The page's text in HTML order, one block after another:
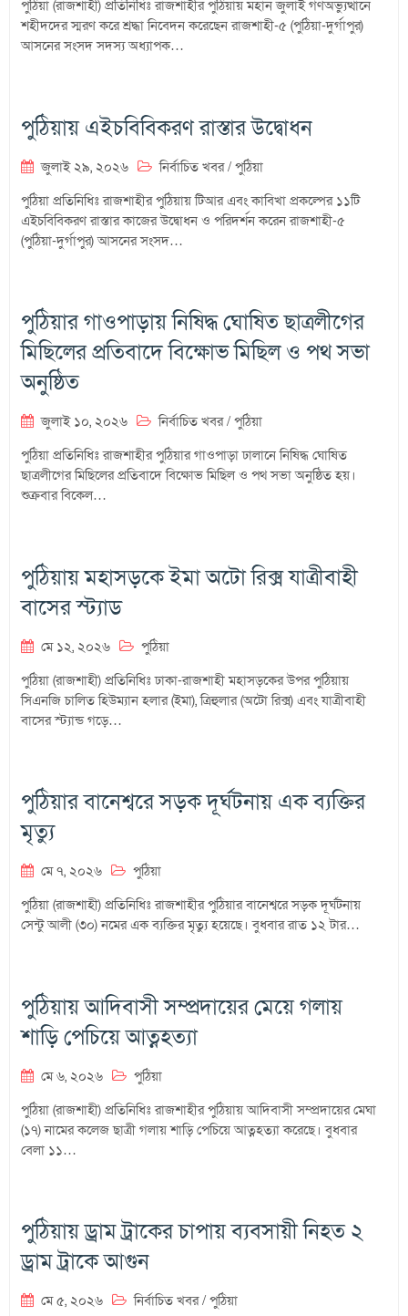
পুঠিয়া (রাজশাহী) প্রতিনিধিঃ রাজশাহীর পুঠিয়ায় মহান জুলাই গণঅভ্যুত্থানে
শহীদদের স্মরণ করে শ্রদ্ধা নিবেদন করেছেন রাজশাহী-৫ (পুঠিয়া-দুর্গাপুর)
আসনের সংসদ সদস্য অধ্যাপক…
পুঠিয়ায় এইচবিবিকরণ রাস্তার উদ্বোধন
জুলাই ২৯, ২০২৬ নির্বাচিত খবর/পুঠিয়া
পুঠিয়া প্রতিনিধিঃ রাজশাহীর পুঠিয়ায় টিআর এবং কাবিখা প্রকল্পের ১১টি
এইচবিবিকরণ রাস্তার কাজের উদ্বোধন ও পরিদর্শন করেন রাজশাহী-৫
(পুঠিয়া-দুর্গাপুর) আসনের সংসদ…
পুঠিয়ার গাওপাড়ায় নিষিদ্ধ ঘোষিত ছাত্রলীগের
মিছিলের প্রতিবাদে বিক্ষোভ মিছিল ও পথ সভা
অনুষ্ঠিত
জুলাই ১০, ২০২৬ নির্বাচিত খবর/পুঠিয়া
পুঠিয়া প্রতিনিধিঃ রাজশাহীর পুঠিয়ার গাওপাড়া ঢালানে নিষিদ্ধ ঘোষিত
ছাত্রলীগের মিছিলের প্রতিবাদে বিক্ষোভ মিছিল ও পথ সভা অনুষ্ঠিত হয়।
শুক্রবার বিকেল…
পুঠিয়ায় মহাসড়কে ইমা অটো রিক্স যাত্রীবাহী
বাসের স্ট্যাড
মে ১২, ২০২৬
পুঠিয়া
পুঠিয়া (রাজশাহী) প্রতিনিধিঃ ঢাকা-রাজশাহী মহাসড়কের উপর পুঠিয়ায়
সিএনজি চালিত হিউম্যান হলার (ইমা), ত্রিহুলার (অটো রিক্স) এবং যাত্রীবাহী
বাসের স্ট্যান্ড গড়ে…
পুঠিয়ার বানেশ্বরে সড়ক দূর্ঘটনায় এক ব্যক্তির
মৃত্যু
মে ৭, ২০২৬
পুঠিয়া
পুঠিয়া (রাজশাহী) প্রতিনিধিঃ রাজশাহীর পুঠিয়ার বানেশ্বরে সড়ক দূর্ঘটনায়
সেন্টু আলী (৩০) নমের এক ব্যক্তির মৃত্যু হয়েছে। বুধবার রাত ১২ টার…
পুঠিয়ায় আদিবাসী সম্প্রদায়ের মেয়ে গলায়
শাড়ি পেচিয়ে আত্নহত্যা
মে ৬, ২০২৬
পুঠিয়া
পুঠিয়া (রাজশাহী) প্রতিনিধিঃ রাজশাহীর পুঠিয়ায় আদিবাসী সম্প্রদায়ের মেঘা
(১৭) নামের কলেজ ছাত্রী গলায় শাড়ি পেচিয়ে আত্নহত্যা করেছে। বুধবার
বেলা ১১…
পুঠিয়ায় ড্রাম ট্রাকের চাপায় ব্যবসায়ী নিহত ২
ড্রাম ট্রাকে আগুন
মে ৫, ২০২৬ নির্বাচিত খবর/পুঠিয়া